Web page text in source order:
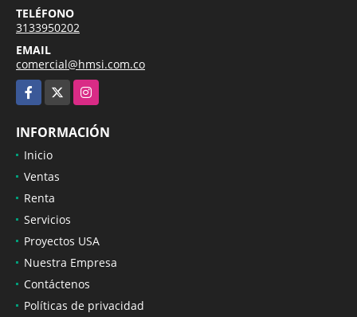
TELÉFONO
3133950202
EMAIL
comercial@hmsi.com.co
Facebook
Instagram
INFORMACIÓN
Inicio
Ventas
Renta
Servicios
Proyectos USA
Nuestra Empresa
Contáctenos
Políticas de privacidad